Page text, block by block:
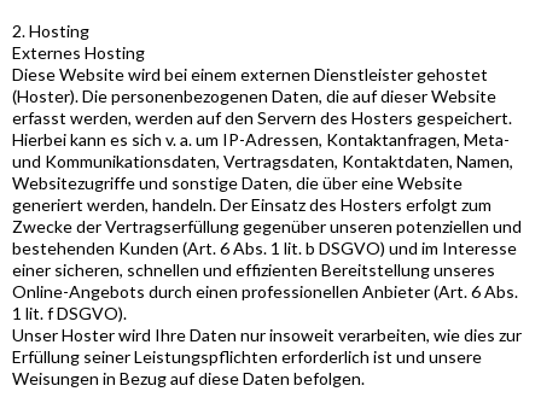
2. Hosting
Externes Hosting
Diese Website wird bei einem externen Dienstleister gehostet
(Hoster). Die personenbezogenen Daten, die auf dieser Website
erfasst werden, werden auf den Servern des Hosters gespeichert.
Hierbei kann es sich v. a. um IP-Adressen, Kontaktanfragen, Meta-
und Kommunikationsdaten, Vertragsdaten, Kontaktdaten, Namen,
Websitezugriffe und sonstige Daten, die über eine Website
generiert werden, handeln. Der Einsatz des Hosters erfolgt zum
Zwecke der Vertragserfüllung gegenüber unseren potenziellen und
bestehenden Kunden (Art. 6 Abs. 1 lit. b DSGVO) und im Interesse
einer sicheren, schnellen und effizienten Bereitstellung unseres
Online-Angebots durch einen professionellen Anbieter (Art. 6 Abs.
1 lit. f DSGVO).
Unser Hoster wird Ihre Daten nur insoweit verarbeiten, wie dies zur
Erfüllung seiner Leistungspflichten erforderlich ist und unsere
Weisungen in Bezug auf diese Daten befolgen.